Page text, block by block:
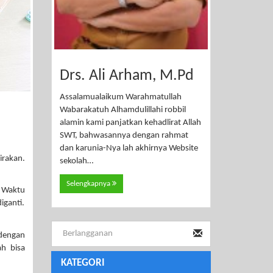
bisa
Drs. Ali Arham, M.Pd
Assalamualaikum Warahmatullah
Wabarakatuh Alhamdulillahi robbil
alamin kami panjatkan kehadlirat Allah
SWT, bahwasannya dengan rahmat
dan karunia-Nya lah akhirnya Website
sekolah…
Selengkapnya
KATEGORI